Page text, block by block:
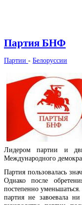
Партия БНФ
Партии - Белоруссии
Лидером партии и
Международного
Партия пользовалась
Однако после
постепенно
партия не завоевала